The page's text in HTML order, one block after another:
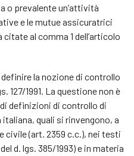
o prevalente un’attività
e le mutue assicuratrici
al comma 1 dell’articolo
la nozione di controllo
127/1991. La questione non è
definizioni di controllo di
quali si rinvengono, a
(art. 2359 c.c.), nei testi
d. lgs. 385/1993) e in materia